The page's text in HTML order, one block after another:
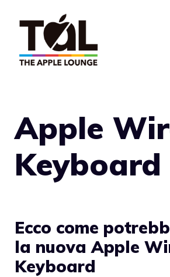
contenuto
Apple
Keyboard
Ecco come
la nuova Apple
Keyboard